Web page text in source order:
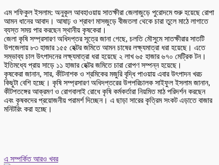
এম শফিকুল ইসলাম: অনুকূল আবহাওয়ায় সাতক্ষীরা জেলাজুড়ে পুরোদমে শুরু হয়েছে রোপা
আমন ধানের আবাদ। আষাঢ় ও শ্রাবণ মাসজুড়ে বীজতলা থেকে চারা তুলে মাঠে লাগাতে
ব্যস্ত সময় পার করছেন স্থানীয় কৃষকেরা।
জেলা কৃষি সম্প্রসারণ অধিদপ্তর সূত্রে জানা গেছে, চলতি মৌসুমে সাতক্ষীরার সাতটি
উপজেলায় ৮৩ হাজার ১৫৫ হেক্টর জমিতে আমন চাষের লক্ষ্যমাত্রা ধরা হয়েছে। এতে
সম্ভাব্য চাল উৎপাদনের লক্ষ্যমাত্রা ধরা হয়েছে ২ লাখ ৬৫ হাজার ৬৭০ মেট্রিক টন।
ইতিমধ্যে প্রায় সাড়ে ১১ হাজার হেক্টর জমিতে চারা রোপণ সম্পন্ন হয়েছে।
কৃষকেরা জানান, সার, কীটনাশক ও শ্রমিকের মজুরি বৃদ্ধি পাওয়ায় এবার উৎপাদন খরচ
কিছুটা বেশি হচ্ছে। কৃষি সম্প্রসারণ অধিদপ্তরের উপপরিচালক সাইফুল ইসলাম জানান,
কীটপতঙ্গের আক্রমণ ও রোগবালাই রোধে কৃষি কর্মকর্তারা নিয়মিত মাঠ পরিদর্শন করছেন
এবং কৃষকদের প্রয়োজনীয় পরামর্শ দিচ্ছেন। এ ছাড়া সারের কৃত্রিম সংকট এড়াতে বাজার
মনিটরিং করা হচ্ছে।
এ সম্পর্কিত আরও খবর